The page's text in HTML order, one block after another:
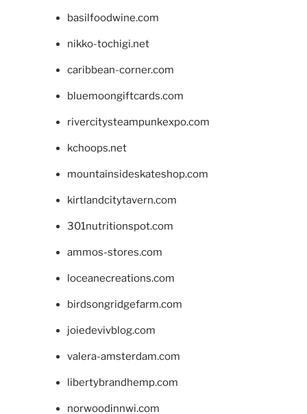
basilfoodwine.com
nikko-tochigi.net
caribbean-corner.com
bluemoongiftcards.com
rivercitysteampunkexpo.com
kchoops.net
mountainsideskateshop.com
kirtlandcitytavern.com
301nutritionspot.com
ammos-stores.com
loceanecreations.com
birdsongridgefarm.com
joiedevivblog.com
valera-amsterdam.com
libertybrandhemp.com
norwoodinnwi.com